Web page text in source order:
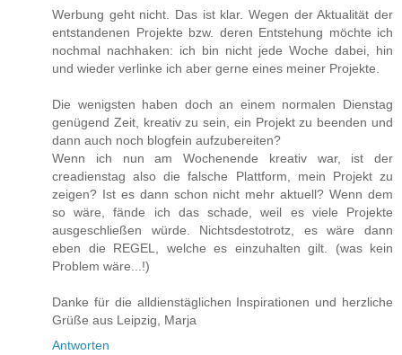
Werbung geht nicht. Das ist klar. Wegen der Aktualität der
entstandenen Projekte bzw. deren Entstehung möchte ich
nochmal nachhaken: ich bin nicht jede Woche dabei, hin
und wieder verlinke ich aber gerne eines meiner Projekte.
Die wenigsten haben doch an einem normalen Dienstag
genügend Zeit, kreativ zu sein, ein Projekt zu beenden und
dann auch noch blogfein aufzubereiten?
Wenn ich nun am Wochenende kreativ war, ist der
creadienstag also die falsche Plattform, mein Projekt zu
zeigen? Ist es dann schon nicht mehr aktuell? Wenn dem
so wäre, fände ich das schade, weil es viele Projekte
ausgeschließen würde. Nichtsdestotrotz, es wäre dann
eben die REGEL, welche es einzuhalten gilt. (was kein
Problem wäre...!)
Danke für die alldienstäglichen Inspirationen und herzliche
Grüße aus Leipzig, Marja
Antworten